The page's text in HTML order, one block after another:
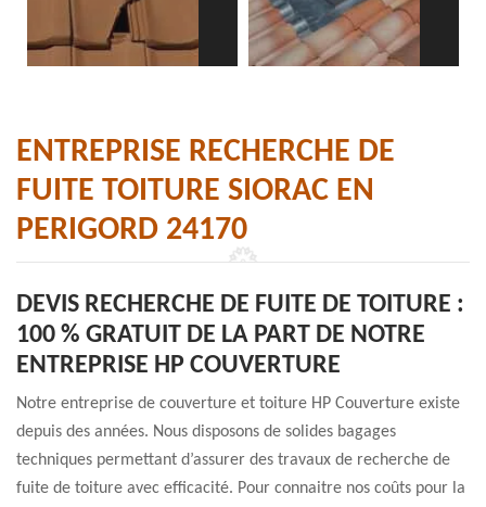
ENTREPRISE RECHERCHE DE
FUITE TOITURE SIORAC EN
PERIGORD 24170
DEVIS RECHERCHE DE FUITE DE TOITURE :
100 % GRATUIT DE LA PART DE NOTRE
ENTREPRISE HP COUVERTURE
Notre entreprise de couverture et toiture HP Couverture existe
depuis des années. Nous disposons de solides bagages
techniques permettant d’assurer des travaux de recherche de
fuite de toiture avec efficacité. Pour connaitre nos coûts pour la